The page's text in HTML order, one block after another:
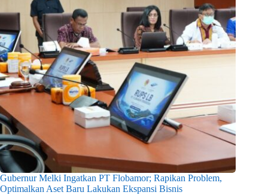
Gubernur Melki Ingatkan PT Flobamor; Rapikan Problem,
Optimalkan Aset Baru Lakukan Ekspansi Bisnis